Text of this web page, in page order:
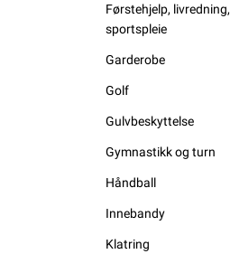
Førstehjelp, livredning,
sportspleie
Garderobe
Golf
Gulvbeskyttelse
Gymnastikk og turn
Håndball
Innebandy
Klatring